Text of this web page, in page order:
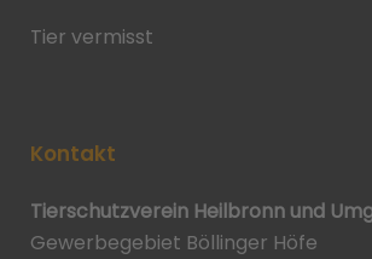
Tier vermisst
Kontakt
Tierschutzverein Heilbronn und
Gewerbegebiet Böllinger Höfe